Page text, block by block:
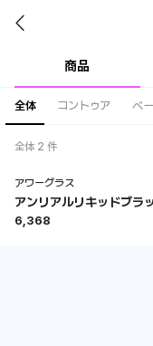
ーガンコスメ
商品
全体 コントゥア ベ
全体 2 件
アワーグラス
アンリアルリキッドブラ
6,368